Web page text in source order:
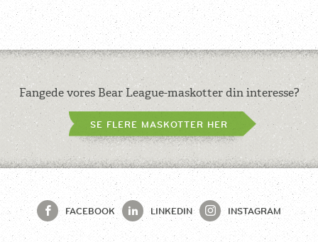
Fangede vores Bear League-maskotter din interesse?
SE FLERE MASKOTTER HER
FACEBOOK LINKEDIN INSTAGRAM